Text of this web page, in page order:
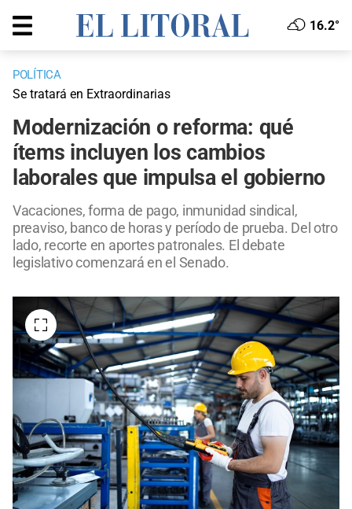
16.2°
POLÍTICA
Se tratará en Extraordinarias
Modernización o reforma: qué
ítems incluyen los cambios
laborales que impulsa el gobierno
Vacaciones, forma de pago, inmunidad sindical,
preaviso, banco de horas y período de prueba. Del otro
lado, recorte en aportes patronales. El debate
legislativo comenzará en el Senado.